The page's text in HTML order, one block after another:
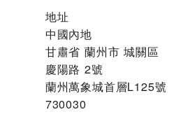
地址
中國內地
甘肅省 蘭州市 城關區
慶陽路 2號
蘭州萬象城首層L125號
730030